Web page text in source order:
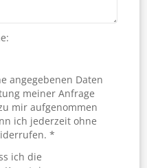
angegebenen Daten
meiner Anfrage
mir aufgenommen
ich jederzeit ohne
*
ich die